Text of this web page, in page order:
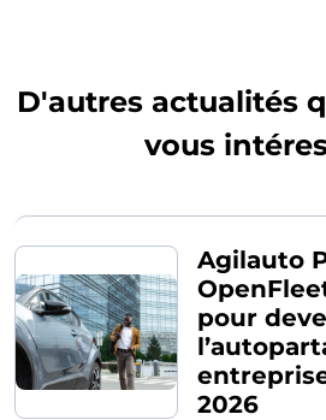
D'autres actualités
vous
Agilauto
pour
2026